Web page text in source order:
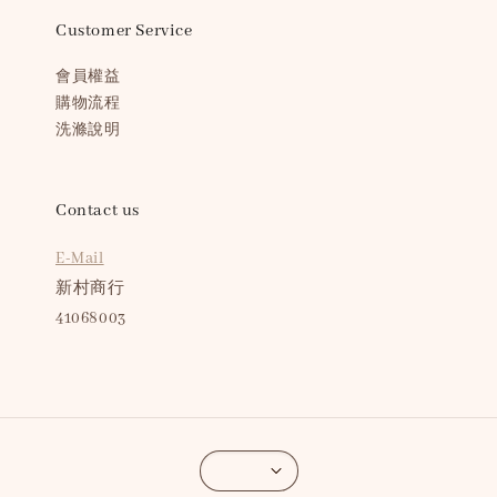
Customer Service
會員權益
購物流程
洗滌說明
Contact us
E-Mail
新村商行
41068003